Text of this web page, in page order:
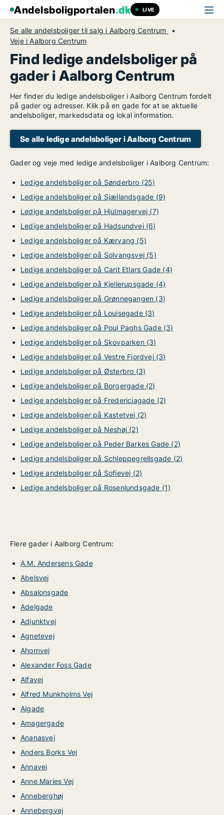
Andelsboligportalen.dk LIVE
Se alle andelsboliger til salg i Aalborg Centrum
Veje i Aalborg Centrum
Find ledige andelsboliger på
gader i Aalborg Centrum
Her finder du ledige andelsboliger i Aalborg Centrum fordelt
på gader og adresser. Klik på en gade for at se aktuelle
andelsboliger, markedsdata og lokal information.
Se alle ledige andelsboliger i Aalborg Centrum
Gader og veje med ledige andelsboliger i Aalborg Centrum:
Ledige andelsboliger på Sønderbro (25)
Ledige andelsboliger på Sjællandsgade (9)
Ledige andelsboliger på Hjulmagervej (7)
Ledige andelsboliger på Hadsundvej (6)
Ledige andelsboliger på Kærvang (5)
Ledige andelsboliger på Solvangsvej (5)
Ledige andelsboliger på Carit Etlars Gade (4)
Ledige andelsboliger på Kjellerupsgade (4)
Ledige andelsboliger på Grønnegangen (3)
Ledige andelsboliger på Louisegade (3)
Ledige andelsboliger på Poul Paghs Gade (3)
Ledige andelsboliger på Skovparken (3)
Ledige andelsboliger på Vestre Fjordvej (3)
Ledige andelsboliger på Østerbro (3)
Ledige andelsboliger på Borgergade (2)
Ledige andelsboliger på Fredericiagade (2)
Ledige andelsboliger på Kastetvej (2)
Ledige andelsboliger på Neshøj (2)
Ledige andelsboliger på Peder Barkes Gade (2)
Ledige andelsboliger på Schleppegrellsgade (2)
Ledige andelsboliger på Sofievej (2)
Ledige andelsboliger på Rosenlundsgade (1)
Flere gader i Aalborg Centrum:
A.M. Andersens Gade
Abelsvej
Absalonsgade
Adelgade
Adjunktvej
Agnetevej
Ahornvej
Alexander Foss Gade
Alfavej
Alfred Munkholms Vej
Algade
Amagergade
Ananasvej
Anders Borks Vej
Annavej
Anne Maries Vej
Anneberghøj
Annebergvej